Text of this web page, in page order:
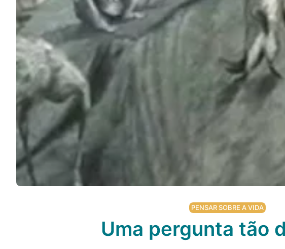
Eventos
Podcast
Assine
Taba na Escola
PENSAR SOBRE A VIDA
Uma pergunta tão